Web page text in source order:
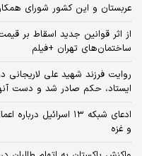
عربستان و این کشور شورای
از اثر قوانین جدید اسقاط بر
ساختمان‌های تهران +فیلم
روایت فرزند شهید علی لاریجانی
ایستاد، حکم صادر شد و دست
ادعای شبکه ۱۳ اسرائیل
و غزه